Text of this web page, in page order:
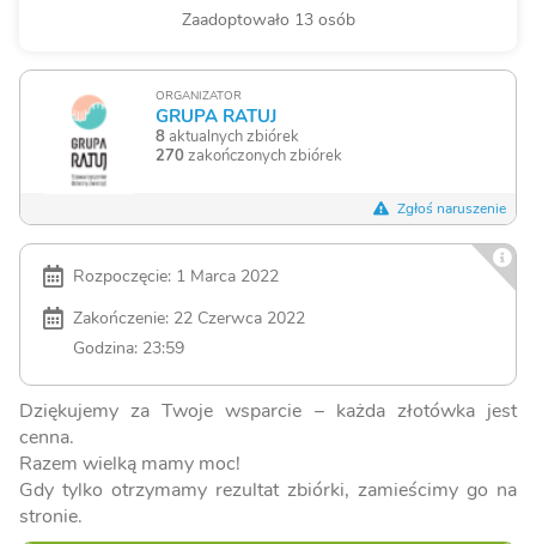
Zaadoptowało 13 osób
ORGANIZATOR
GRUPA RATUJ
8aktualnych zbiórek
270zakończonych zbiórek
Zgłoś naruszenie
Rozpoczęcie: 1 Marca 2022
Zakończenie: 22 Czerwca 2022
Godzina: 23:59
Dziękujemy za Twoje wsparcie – każda złotówka jest
cenna.
Razem wielką mamy moc!
Gdy tylko otrzymamy rezultat zbiórki, zamieścimy go na
stronie.